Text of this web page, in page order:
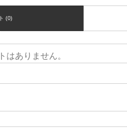
(0)
はありません。